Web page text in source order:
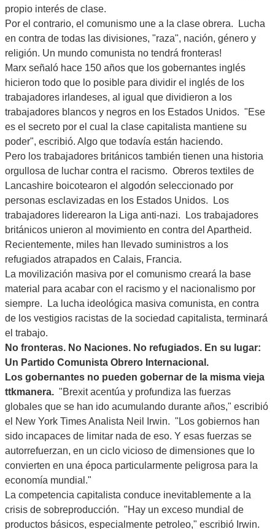
propio interés de clase.
Por el contrario, el comunismo une a la clase obrera. Lucha
en contra de todas las divisiones, "raza", nación, género y
religión. Un mundo comunista no tendrá fronteras!
Marx señaló hace 150 años que los gobernantes inglés
hicieron todo que lo posible para dividir el inglés de los
trabajadores irlandeses, al igual que dividieron a los
trabajadores blancos y negros en los Estados Unidos. "Ese
es el secreto por el cual la clase capitalista mantiene su
poder", escribió. Algo que todavía están haciendo.
Pero los trabajadores británicos también tienen una historia
orgullosa de luchar contra el racismo. Obreros textiles de
Lancashire boicotearon el algodón seleccionado por
personas esclavizadas en los Estados Unidos. Los
trabajadores liderearon la Liga anti-nazi. Los trabajadores
británicos unieron al movimiento en contra del Apartheid.
Recientemente, miles han llevado suministros a los
refugiados atrapados en Calais, Francia.
La movilización masiva por el comunismo creará la base
material para acabar con el racismo y el nacionalismo por
siempre. La lucha ideológica masiva comunista, en contra
de los vestigios racistas de la sociedad capitalista, terminará
el trabajo.
No fronteras. No Naciones. No refugiados. En su lugar:
Un Partido Comunista Obrero Internacional.
Los gobernantes no pueden gobernar de la misma vieja
ttkmanera. "Brexit acentúa y profundiza las fuerzas
globales que se han ido acumulando durante años," escribió
el New York Times Analista Neil Irwin. "Los gobiernos han
sido incapaces de limitar nada de eso. Y esas fuerzas se
autorrefuerzan, en un ciclo vicioso de dimensiones que lo
convierten en una época particularmente peligrosa para la
economía mundial."
La competencia capitalista conduce inevitablemente a la
crisis de sobreproducción. "Hay un exceso mundial de
productos básicos, especialmente petroleo," escribió Irwin.